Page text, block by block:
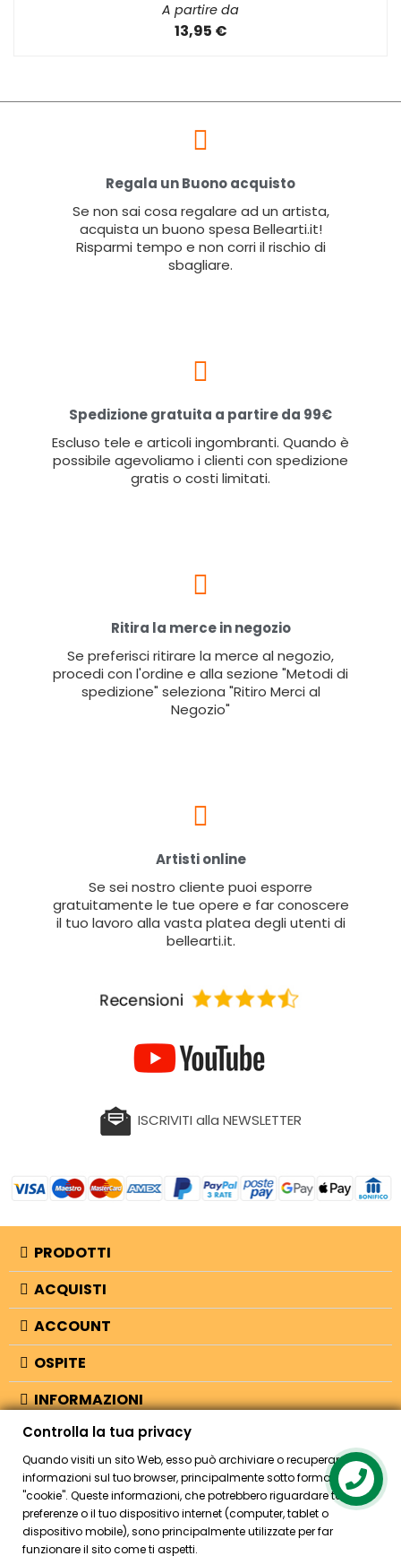
A partire da
13,95 €
Regala un Buono acquisto
Se non sai cosa regalare ad un artista,
acquista un buono spesa Bellearti.it!
Risparmi tempo e non corri il rischio di
sbagliare.
Spedizione gratuita a partire da 99€
Escluso tele e articoli ingombranti. Quando è
possibile agevoliamo i clienti con spedizione
gratis o costi limitati.
Ritira la merce in negozio
Se preferisci ritirare la merce al negozio,
procedi con l'ordine e alla sezione "Metodi di
spedizione" seleziona "Ritiro Merci al
Negozio"
Artisti online
Se sei nostro cliente puoi esporre
gratuitamente le tue opere e far conoscere
il tuo lavoro alla vasta platea degli utenti di
bellearti.it.
ISCRIVITI alla NEWSLETTER
PRODOTTI
ACQUISTI
ACCOUNT
OSPITE
INFORMAZIONI
NEGOZIO
© 2026 - Bellearti.it -credits
Controlla la tua privacy
Quando visiti un sito Web, esso può archiviare o recuperare
informazioni sul tuo browser, principalmente sotto forma di
"cookie". Queste informazioni, che potrebbero riguardare te, le tue
preferenze o il tuo dispositivo internet (computer, tablet o
dispositivo mobile), sono principalmente utilizzate per far
funzionare il sito come ti aspetti.
Contact us